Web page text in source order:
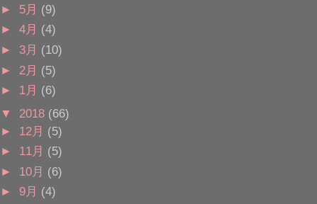
► 5月 (9)
► 4月 (4)
► 3月 (10)
► 2月 (5)
► 1月 (6)
▼ 2018 (66)
► 12月 (5)
► 11月 (5)
► 10月 (6)
► 9月 (4)